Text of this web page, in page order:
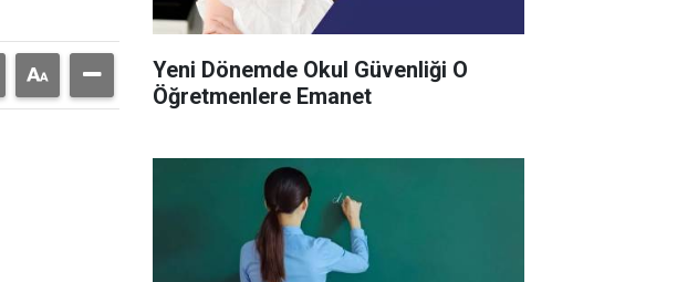
Yeni Dönemde Okul Güvenliği O
Öğretmenlere Emanet